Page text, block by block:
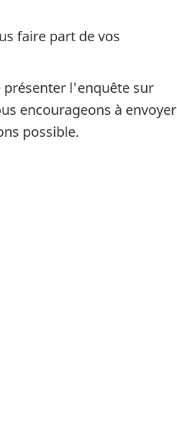
faire part de vos
présenter l'enquête sur
encourageons à envoyer
possible.